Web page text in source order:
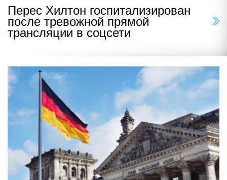
Перес Хилтон госпитализирован
после тревожной прямой
трансляции в соцсети